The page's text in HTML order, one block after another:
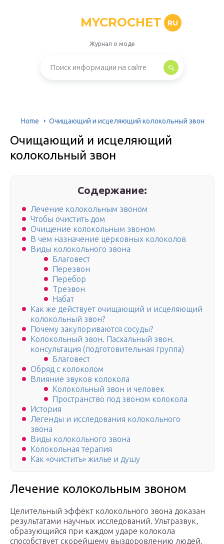
MYCROCHET RU
Журнал о моде
Home Очищающий и исцеляющий колокольный звон
Очищающий и исцеляющий
колокольный звон
Содержание:
Лечение колокольным звоном
Чтобы очистить дом
Очищение колокольным звоном
В чем назначение церковных колоколов
Виды колокольного звона
Благовест
Перезвон
Перебор
Трезвон
Набат
Как же действует очищающий и исцеляющий
колокольный звон?
Почему закупориваются сосуды?
Колокольный звон. Пасхальный звон.
консультация (подготовительная группа)
Благовест
Обряд с колоколом
Влияние звуков колокола
Колокольный звон и человек
Пространство под звоном колокола
История
Легенды и исследования колокольного
звона
Виды колокольного звона
Колокольная терапия
Как «очистить» жилье и душу
Лечение колокольным звоном
Целительный эффект колокольного звона доказан
результатами научных исследований. Ультразвук,
образующийся при каждом ударе колокола
способствует скорейшему выздоровлению людей,